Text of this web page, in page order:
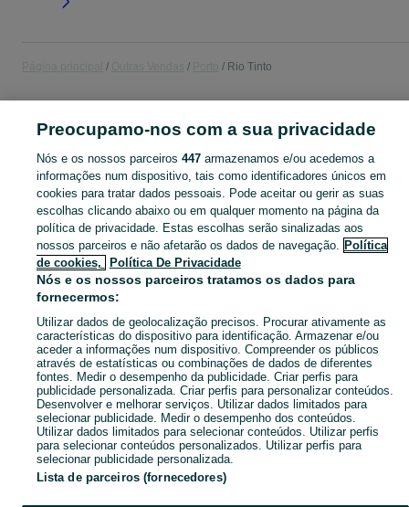
Rio Tinto
CATEGORIA
Navegue pelos últimos anúncios de Outras Vendas em Rio Tinto no OLX Portugal. Compre e venda produtos locais com facilidade e segurança. Mostrar
Mapa do site
Mapa das freguesias
Mapa de mini-sites
Pesquisas populares
Preocupamo-nos com a sua privacidade
Nós e os nossos parceiros 447armazenamos e/ou acedemos a
informações num dispositivo, tais como identificadores únicos em
cookies para tratar dados pessoais. Pode aceitar ou gerir as suas
escolhas clicando abaixo ou em qualquer momento na página da
política de privacidade. Estas escolhas serão sinalizadas aos
nossos parceiros e não afetarão os dados de navegação. Política
de cookies,
Política De Privacidade
Nós e os nossos parceiros tratamos os dados para
fornecermos:
Utilizar dados de geolocalização precisos. Procurar ativamente as
características do dispositivo para identificação. Armazenar e/ou
aceder a informações num dispositivo. Compreender os públicos
através de estatísticas ou combinações de dados de diferentes
fontes. Medir o desempenho da publicidade. Criar perfis para
publicidade personalizada. Criar perfis para personalizar conteúdos.
Desenvolver e melhorar serviços. Utilizar dados limitados para
selecionar publicidade. Medir o desempenho dos conteúdos.
Utilizar dados limitados para selecionar conteúdos. Utilizar perfis
para selecionar conteúdos personalizados. Utilizar perfis para
selecionar publicidade personalizada.
Lista de parceiros (fornecedores)